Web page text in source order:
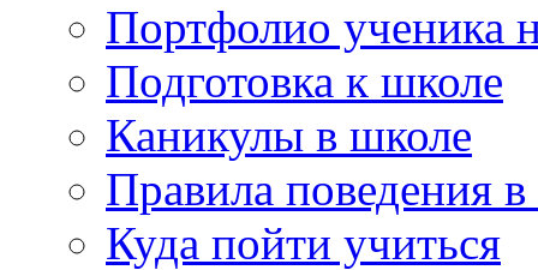
Портфолио ученика
Подготовка к школе
Каникулы в школе
Правила поведения
Куда пойти учиться